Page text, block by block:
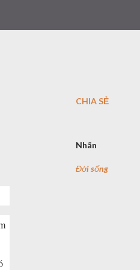
CHIA SẺ
Nhãn
Đời sống